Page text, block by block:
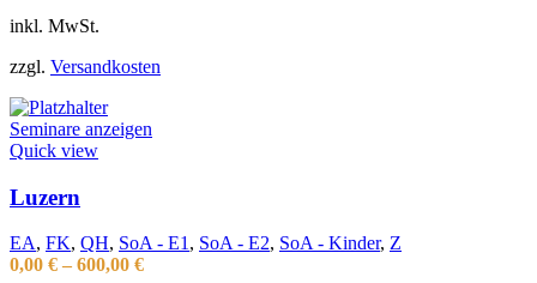
inkl. MwSt.
zzgl. Versandkosten
Seminare anzeigen
Quick view
Luzern
EA, FK, QH, SoA - E1 , SoA - E2, SoA - Kinder, Z
0,00 € – 600,00 €